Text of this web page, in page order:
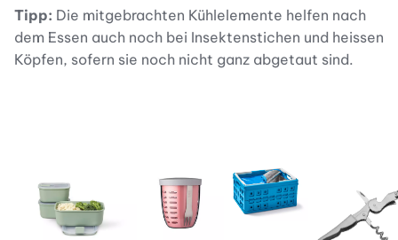
Tipp: Die mitgebrachten Kühlelemente helfen nach
dem Essen auch noch bei Insektenstichen und heissen
Köpfen, sofern sie noch nicht ganz abgetaut sind.